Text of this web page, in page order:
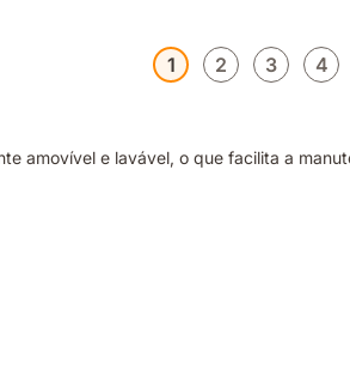
1 2 3 4
amovível e lavável, o que facilita a